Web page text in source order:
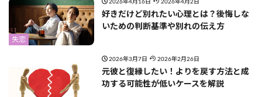
失恋
2026年4月16日 2026年4月2日
好きだけど別れたい心理とは？後悔しな
いための判断基準や別れの伝え方
2026年3月7日 2026年2月26日
元彼と復縁したい！よりを戻す方法と成
功する可能性が低いケースを解説